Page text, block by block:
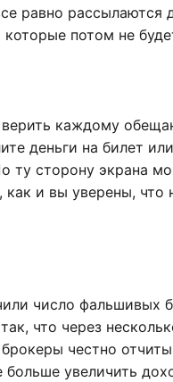
равно
потом не
каждому
деньги на билет
сторону экрана
и вы уверены,
число фальшивых
что через
честно
увеличить